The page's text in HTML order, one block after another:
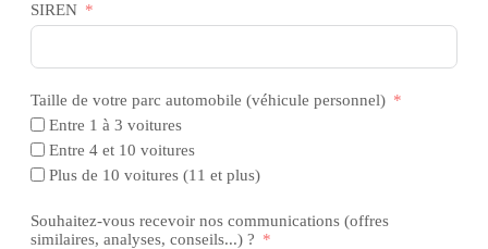
SIREN
Taille de votre parc automobile (véhicule personnel)
Entre 1 à 3 voitures
Entre 4 et 10 voitures
Plus de 10 voitures (11 et plus)
Souhaitez-vous recevoir nos communications (offres
similaires, analyses, conseils...) ?